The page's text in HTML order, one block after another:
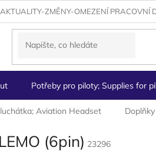
AKTUALITY-ZMĚNY-OMEZENÍ PRACOVNÍ
Potřeby pro piloty; Supplies for
Aviation Headset Doplňky
(6pin) 23296